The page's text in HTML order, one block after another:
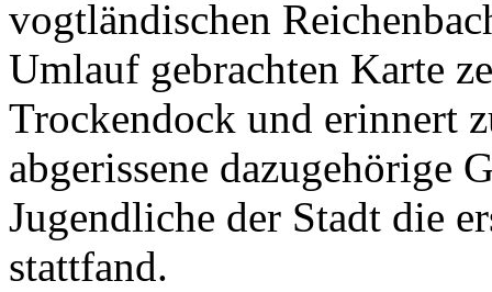
vogtländischen
Umlauf gebrachten Karte
Trockendock und erinnert
abgerissene dazugehörige
Jugendliche der Stadt die
stattfand.